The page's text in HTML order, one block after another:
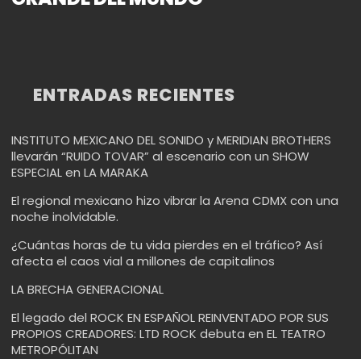
ENTRADAS RECIENTES
INSTITUTO MEXICANO DEL SONIDO y MERIDIAN BROTHERS
llevarán “RUIDO TOVAR” al escenario con un SHOW
ESPECIAL en LA MARAKA
El regional mexicano hizo vibrar la Arena CDMX con una
noche inolvidable.
¿Cuántas horas de tu vida pierdes en el tráfico? Así
afecta el caos vial a millones de capitalinos
LA BRECHA GENERACIONAL
El legado del ROCK EN ESPAÑOL REINVENTADO POR SUS
PROPIOS CREADORES: LTD ROCK debuta en EL TEATRO
METROPÓLITAN